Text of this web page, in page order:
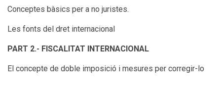
Conceptes bàsics per a no juristes.
Les fonts del dret internacional
PART 2.- FISCALITAT INTERNACIONAL
El concepte de doble imposició i mesures per corregir-lo